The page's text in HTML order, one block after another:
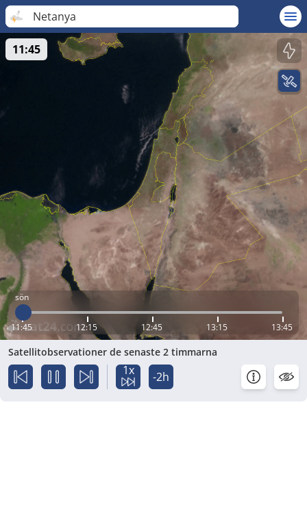
Netanya
sön
11:45 12:15 12:45 13:15 13:45
11:45
Satellitobservationer de senaste 2 timmarna
1x -2h